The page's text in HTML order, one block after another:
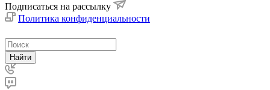
Подписаться на рассылку
Политика конфиденциальности
Найти